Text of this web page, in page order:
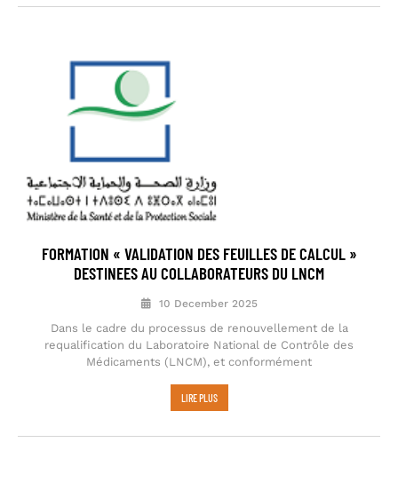
FORMATION « VALIDATION DES FEUILLES DE CALCUL »
DESTINEES AU COLLABORATEURS DU LNCM
10 December 2025
Dans le cadre du processus de renouvellement de la
requalification du Laboratoire National de Contrôle des
Médicaments (LNCM), et conformément
LIRE PLUS